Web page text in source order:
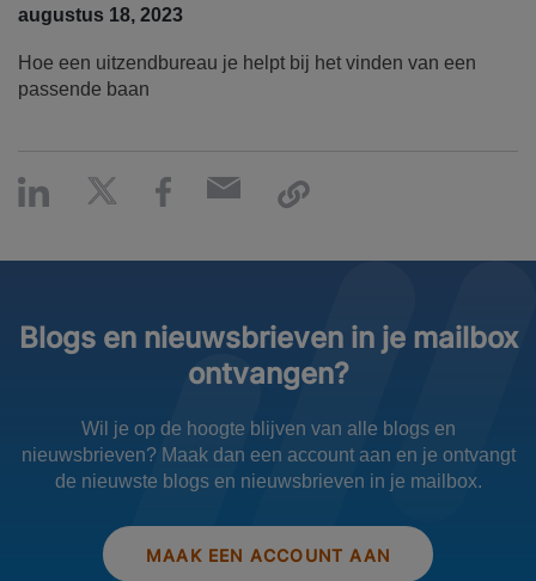
augustus 18, 2023
Hoe een uitzendbureau je helpt bij het vinden van een
passende baan
Blogs en nieuwsbrieven in je mailbox
ontvangen?
Wil je op de hoogte blijven van alle blogs en
nieuwsbrieven? Maak dan een account aan en je ontvangt
de nieuwste blogs en nieuwsbrieven in je mailbox.
MAAK EEN ACCOUNT AAN